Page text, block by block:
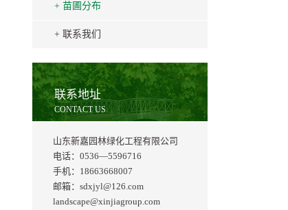
+ 苗圃分布
+ 联系我们
联系地址
CONTACT US
山东新嘉园林绿化工程有限公司
电话：0536—5596716
手机：18663668007
邮箱：sdxjyl@126.com
landscape@xinjiagroup.com